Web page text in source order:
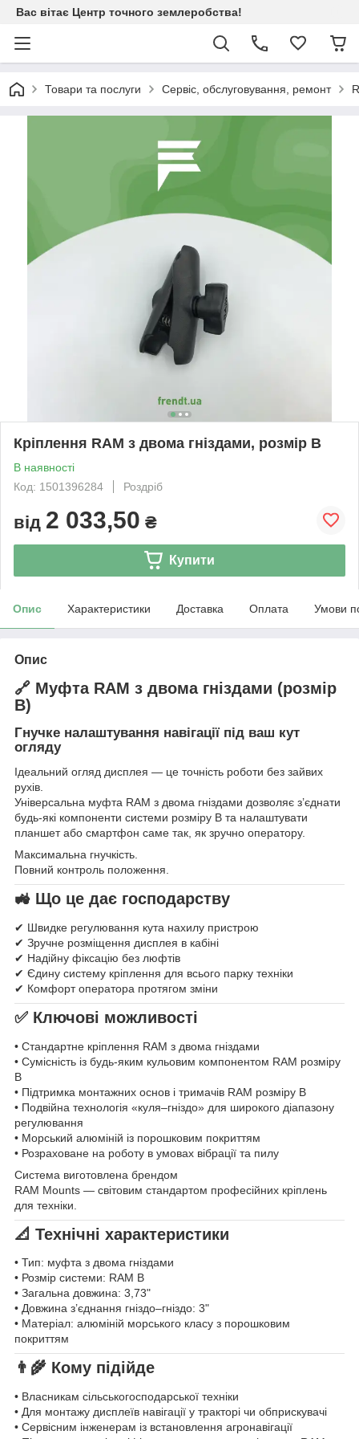
Вас вітає Центр точного землеробства!
Товари та послуги Сервіс, обслуговування, ремонт
Кріплення RAM з двома гніздами, розмір B
В наявності
Код: 1501396284
Роздріб
від 2 033,50 ₴
Купити
Опис Характеристики Доставка Оплата Умови
Опис
🔗 Муфта RAM з двома гніздами (розмір
B)
Гнучке налаштування навігації під ваш кут
огляду
Ідеальний огляд дисплея — це точність роботи без зайвих
рухів.
Універсальна муфта RAM з двома гніздами дозволяє з’єднати
будь-які компоненти системи розміру B та налаштувати
планшет або смартфон саме так, як зручно оператору.
Максимальна гнучкість.
Повний контроль положення.
🚜 Що це дає господарству
✔ Швидке регулювання кута нахилу пристрою
✔ Зручне розміщення дисплея в кабіні
✔ Надійну фіксацію без люфтів
✔ Єдину систему кріплення для всього парку техніки
✔ Комфорт оператора протягом зміни
✅ Ключові можливості
• Стандартне кріплення RAM з двома гніздами
• Сумісність із будь-яким кульовим компонентом RAM розміру
B
• Підтримка монтажних основ і тримачів RAM розміру B
• Подвійна технологія «куля–гніздо» для широкого діапазону
регулювання
• Морський алюміній із порошковим покриттям
• Розраховане на роботу в умовах вібрації та пилу
Система виготовлена брендом
RAM Mounts — світовим стандартом професійних кріплень
для техніки.
📐 Технічні характеристики
• Тип: муфта з двома гніздами
• Розмір системи: RAM B
• Загальна довжина: 3,73"
• Довжина з’єднання гніздо–гніздо: 3"
• Матеріал: алюміній морського класу з порошковим
покриттям
👨‍🌾 Кому підійде
• Власникам сільськогосподарської техніки
• Для монтажу дисплеїв навігації у тракторі чи обприскувачі
• Сервісним інженерам із встановлення агронавігації